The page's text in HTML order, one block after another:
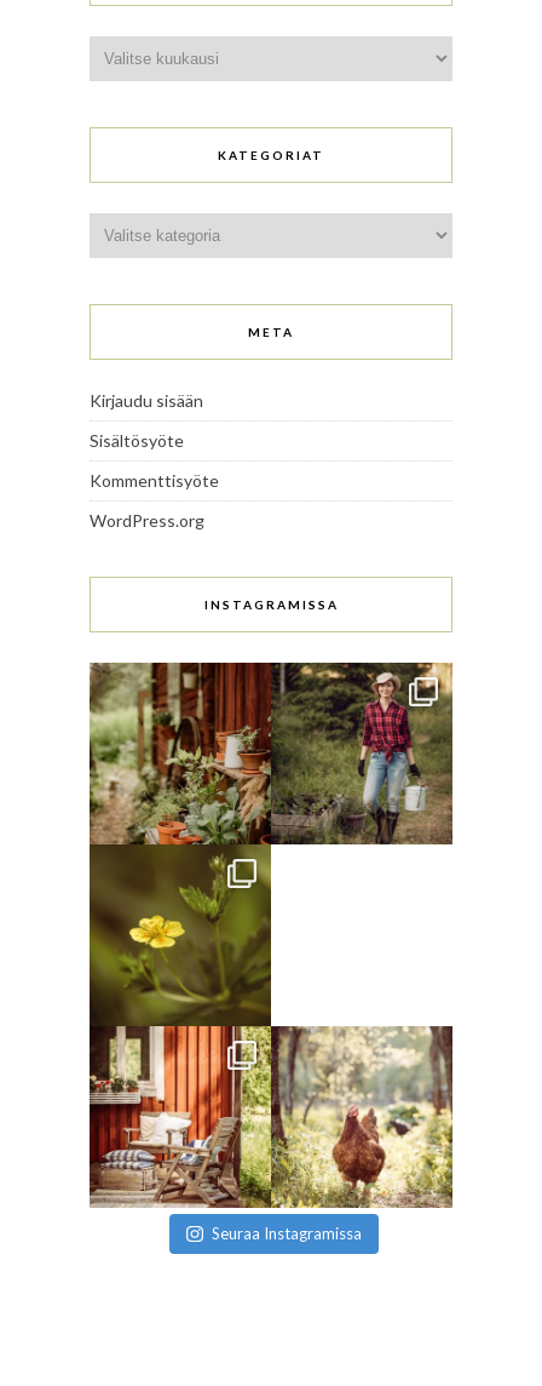
KATEGORIAT
META
Kirjaudu sisään
Sisältösyöte
Kommenttisyöte
WordPress.org
INSTAGRAMISSA
Seuraa Instagramissa